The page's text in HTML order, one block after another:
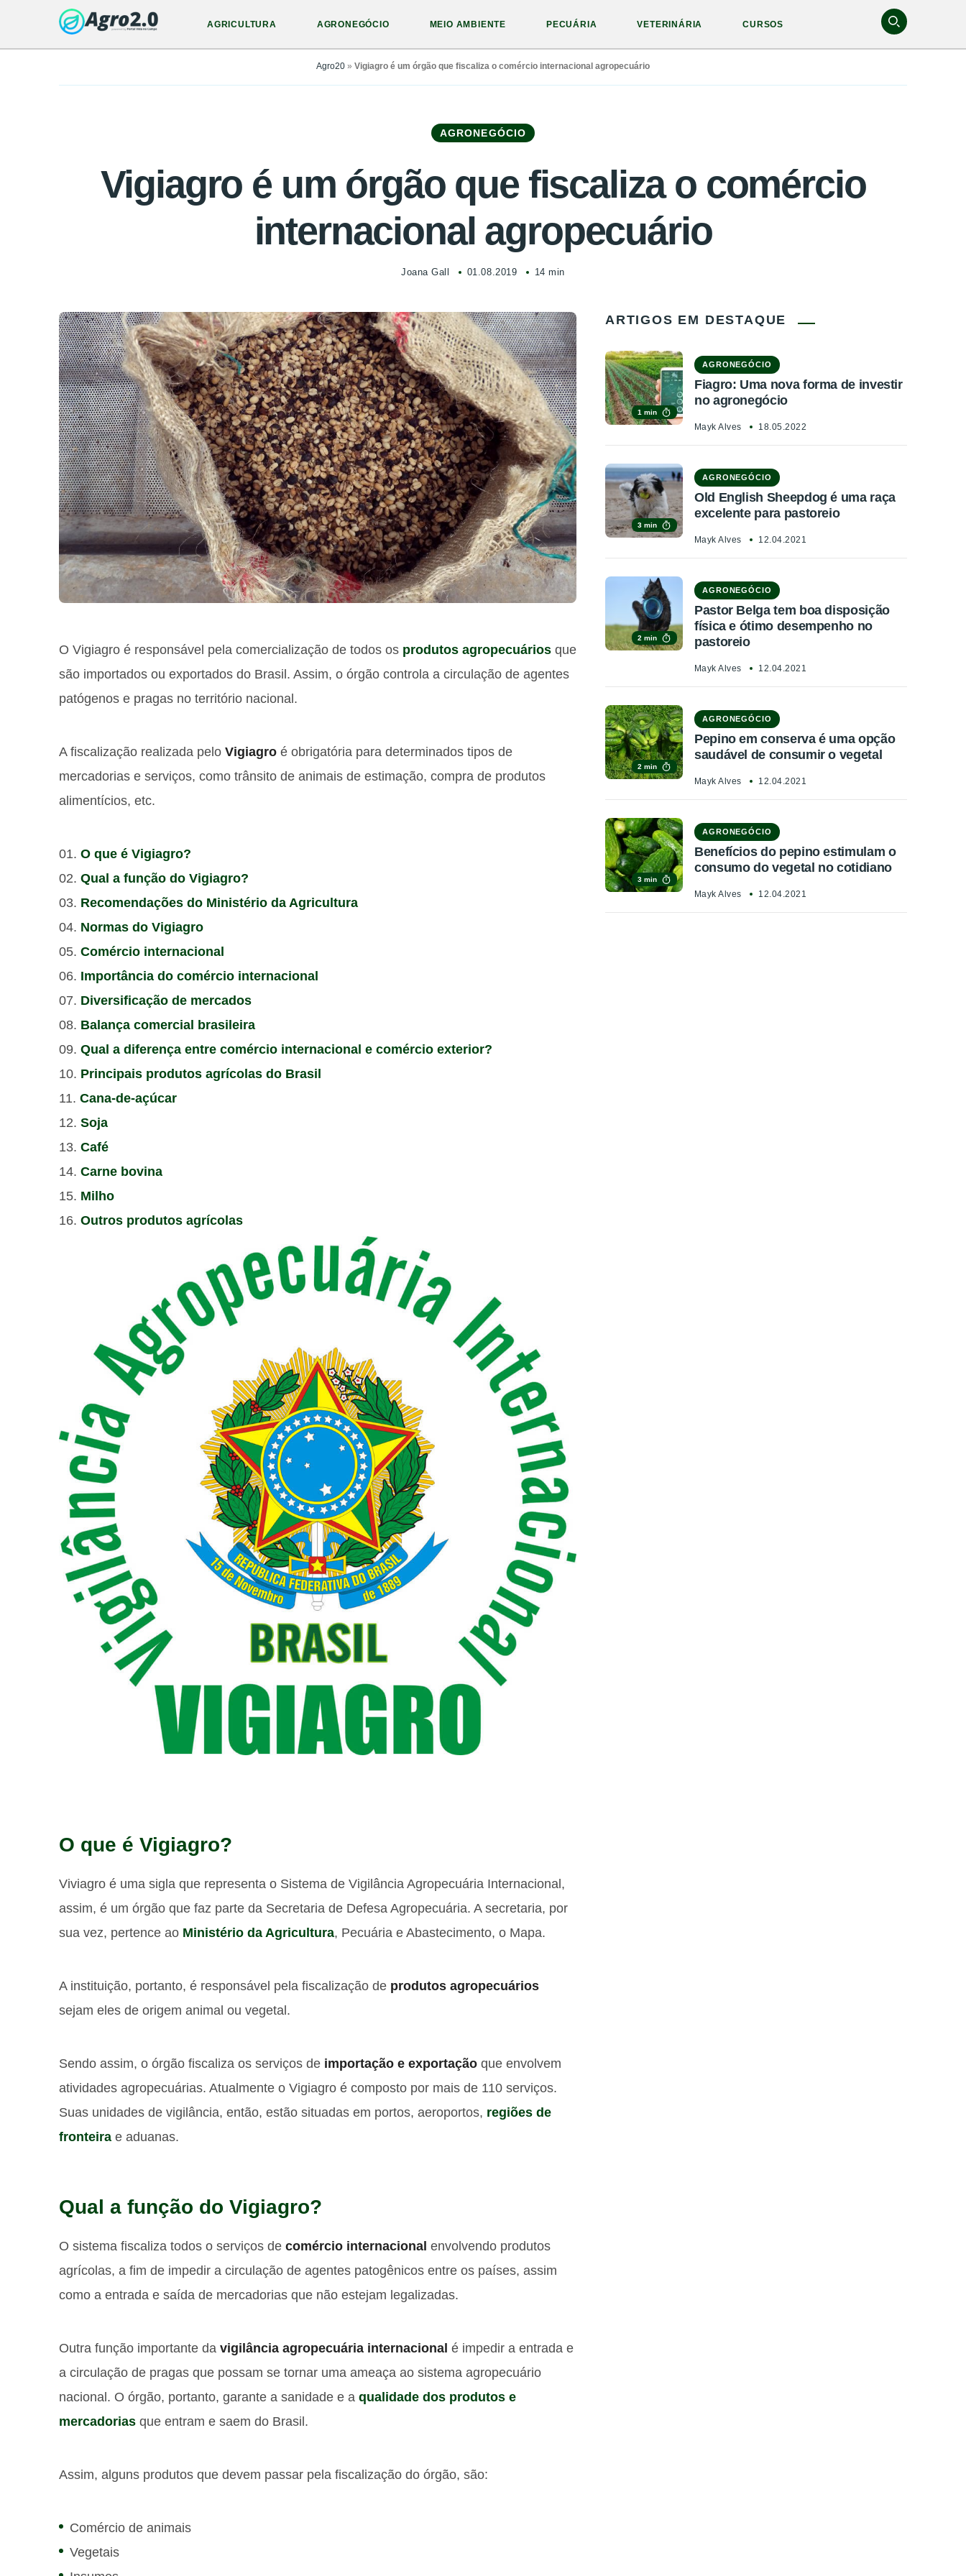
AGRICULTURA AGRONEGÓCIO MEIO AMBIENTE PECUÁRIA VETERINÁRIA CURSOS
Agro20 » Vigiagro é um órgão que fiscaliza o comércio internacional agropecuário
AGRONEGÓCIO
Vigiagro é um órgão que fiscaliza o comércio
internacional agropecuário
Joana Gall 01.08.2019 14 min
O Vigiagro é responsável pela comercialização de todos os produtos agropecuários que
são importados ou exportados do Brasil. Assim, o órgão controla a circulação de agentes
patógenos e pragas no território nacional.
A fiscalização realizada pelo Vigiagro é obrigatória para determinados tipos de
mercadorias e serviços, como trânsito de animais de estimação, compra de produtos
alimentícios, etc.
O que é Vigiagro?
Qual a função do Vigiagro?
Recomendações do Ministério da Agricultura
Normas do Vigiagro
Comércio internacional
Importância do comércio internacional
Diversificação de mercados
Balança comercial brasileira
Qual a diferença entre comércio internacional e comércio exterior?
Principais produtos agrícolas do Brasil
Cana-de-açúcar
Soja
Café
Carne bovina
Milho
Outros produtos agrícolas
O que é Vigiagro?
Viviagro é uma sigla que representa o Sistema de Vigilância Agropecuária Internacional,
assim, é um órgão que faz parte da Secretaria de Defesa Agropecuária. A secretaria, por
sua vez, pertence ao Ministério da Agricultura, Pecuária e Abastecimento, o Mapa.
A instituição, portanto, é responsável pela fiscalização de produtos agropecuários
sejam eles de origem animal ou vegetal.
Sendo assim, o órgão fiscaliza os serviços de importação e exportação que envolvem
atividades agropecuárias. Atualmente o Vigiagro é composto por mais de 110 serviços.
Suas unidades de vigilância, então, estão situadas em portos, aeroportos, regiões de
fronteira e aduanas.
Qual a função do Vigiagro?
O sistema fiscaliza todos o serviços de comércio internacional envolvendo produtos
agrícolas, a fim de impedir a circulação de agentes patogênicos entre os países, assim
como a entrada e saída de mercadorias que não estejam legalizadas.
Outra função importante da vigilância agropecuária internacional é impedir a entrada e
a circulação de pragas que possam se tornar uma ameaça ao sistema agropecuário
nacional. O órgão, portanto, garante a sanidade e a qualidade dos produtos e
mercadorias que entram e saem do Brasil.
Assim, alguns produtos que devem passar pela fiscalização do órgão, são:
Comércio de animais
Vegetais
ARTIGOS EM DESTAQUE
1 min
AGRONEGÓCIO
Fiagro: Uma nova forma de investir
no agronegócio
Mayk Alves 18.05.2022
3 min
AGRONEGÓCIO
Old English Sheepdog é uma raça
excelente para pastoreio
Mayk Alves 12.04.2021
2 min
AGRONEGÓCIO
Pastor Belga tem boa disposição
física e ótimo desempenho no
pastoreio
Mayk Alves 12.04.2021
2 min
AGRONEGÓCIO
Pepino em conserva é uma opção
saudável de consumir o vegetal
Mayk Alves 12.04.2021
3 min
AGRONEGÓCIO
Benefícios do pepino estimulam o
consumo do vegetal no cotidiano
Mayk Alves 12.04.2021